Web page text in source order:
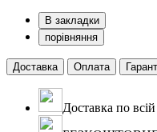
В закладки
порівняння
Доставка Оплата
Доставка по